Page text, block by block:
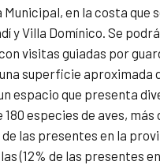
en la costa que
y Villa Domínico. Se
visitas guiadas por
superficie aproximada
espacio que presenta
especies de aves, más
las presentes en la
(12% de las presentes